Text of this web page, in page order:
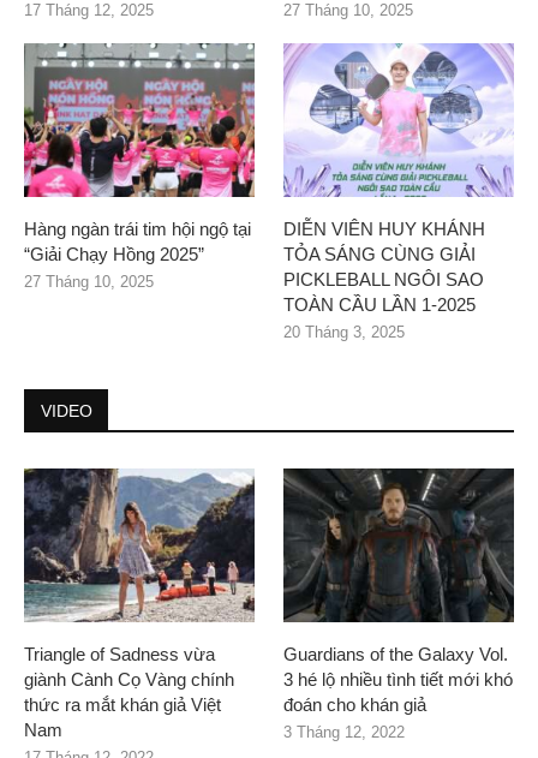
17 Tháng 12, 2025 27 Tháng 10, 2025
Hàng ngàn trái tim hội ngộ tại
“Giải Chạy Hồng 2025”
27 Tháng 10, 2025
DIỄN VIÊN HUY KHÁNH
TỎA SÁNG CÙNG GIẢI
PICKLEBALL NGÔI SAO
TOÀN CẦU LẦN 1-2025
20 Tháng 3, 2025
VIDEO
Triangle of Sadness vừa
giành Cành Cọ Vàng chính
thức ra mắt khán giả Việt
Nam
Guardians of the Galaxy Vol.
3 hé lộ nhiều tình tiết mới khó
đoán cho khán giả
3 Tháng 12, 2022